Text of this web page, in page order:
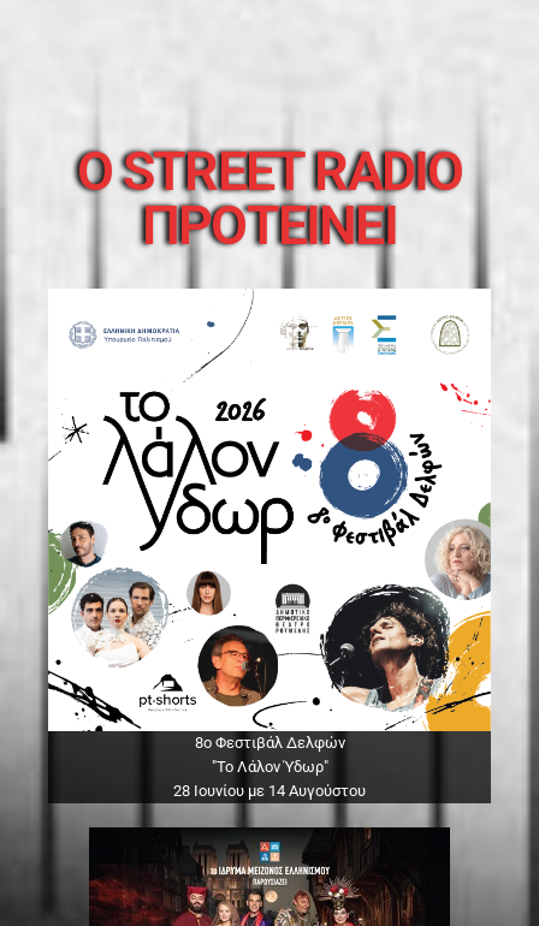
O STREET RADIO
ΠΡΟΤΕΙΝΕΙ
8ο Φεστιβάλ Δελφών
"Το Λάλον Ύδωρ"
28 Ιουνίου με 14 Αυγούστου